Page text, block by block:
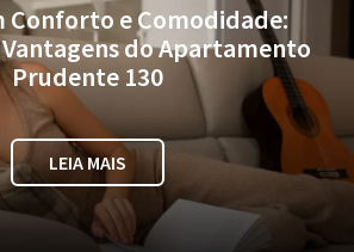
Conforto e Comodidade:
Vantagens do Apartamento
Prudente 130
LEIA MAIS